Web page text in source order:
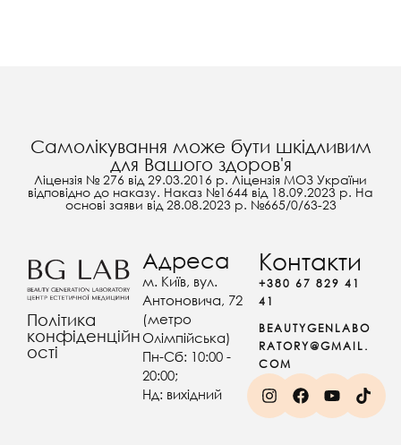
Самолікування може бути шкідливим
для Вашого здоров'я
Ліцензія № 276 від 29.03.2016 р. Ліцензія МОЗ України
відповідно до наказу. Наказ №1644 від 18.09.2023 р. На
основі заяви від 28.08.2023 р. №665/0/63-23
Політика
конфіденційн
ості
Адреса
м. Київ, вул.
Антоновича, 72
(метро
Олімпійська)
Пн-Сб: 10:00 -
20:00;
Нд: вихідний
Контакти
+380 67 829 41
41
BEAUTYGENLABO
RATORY@GMAIL.
COM